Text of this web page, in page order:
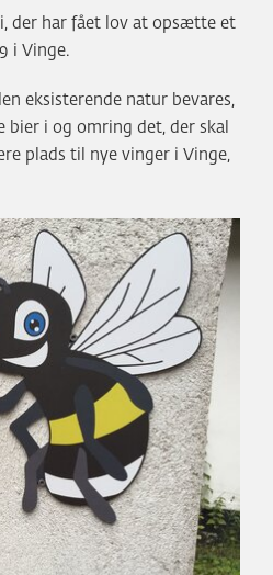
der har fået lov at opsætte et
i Vinge.
eksisterende natur bevares,
i og omring det, der skal
plads til nye vinger i Vinge,